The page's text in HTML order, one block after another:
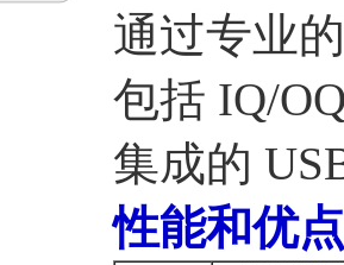
通过专业
包括 IQ/
集成的
性能和优